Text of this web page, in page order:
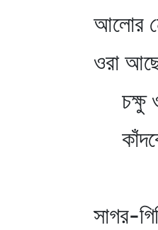
আলোর
ওরা
চক্ষু
সাগর-